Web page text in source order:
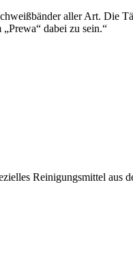
aller Art. Die
dabei zu sein.“
Reinigungsmittel aus